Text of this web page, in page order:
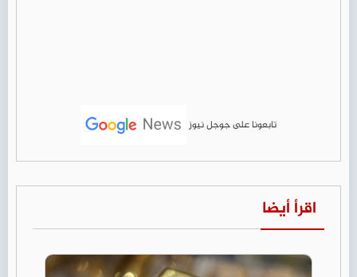
تابعونا على جوجل نيوز
اقرأ أيضا